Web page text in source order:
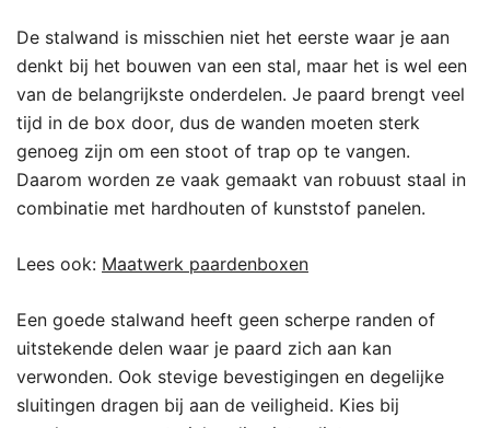
De stalwand is misschien niet het eerste waar je aan
denkt bij het bouwen van een stal, maar het is wel een
van de belangrijkste onderdelen. Je paard brengt veel
tijd in de box door, dus de wanden moeten sterk
genoeg zijn om een stoot of trap op te vangen.
Daarom worden ze vaak gemaakt van robuust staal in
combinatie met hardhouten of kunststof panelen.
Lees ook: Maatwerk paardenboxen
Een goede stalwand heeft geen scherpe randen of
uitstekende delen waar je paard zich aan kan
verwonden. Ook stevige bevestigingen en degelijke
sluitingen dragen bij aan de veiligheid. Kies bij